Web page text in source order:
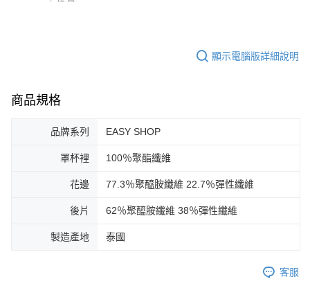
顯示電腦版詳細說明
商品規格
品牌系列 EASY SHOP
罩杯裡 100％聚酯纖維
花邊 77.3％聚醯胺纖維 22.7％彈性纖維
後片 62％聚醯胺纖維 38％彈性纖維
製造產地 泰國
客服